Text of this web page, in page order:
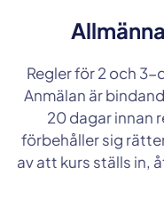
Regler för 2 och
Anmälan är
20 dagar innan
förbehåller sig
av att kurs ställs in,